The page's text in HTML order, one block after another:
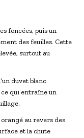
foncées, puis un
des feuilles. Cette
surtout au
duvet blanc
qui entraîne un
au revers des
et la chute